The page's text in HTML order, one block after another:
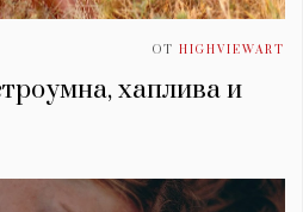
ОТ HIGHVIEWART
хаплива и